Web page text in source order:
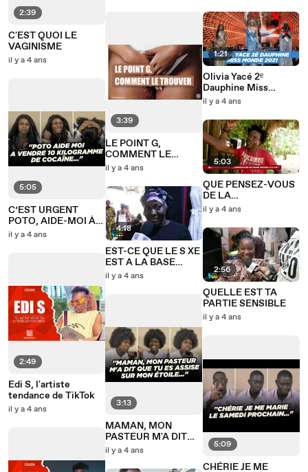
2:39
C'EST QUOI LE
VAGINISME
il y a 4 ans
5:05
C’EST URGENT
POTO, AIDE-MOI À
VENDRE 10 KG DE
il y a 4 ans
2:49
Edi S, l'artiste
tendance de TikTok
il y a 4 ans
3:39
LE POINT G,
COMMENT LE
TROUVER ET
il y a 4 ans
4:18
EST-CE QUE LE S XE
EST A LA BASE
D’UNE RELATION
il y a 4 ans
3:13
MAMAN, MON
PASTEUR M'A DIT
QUE T'ES ASSISE
il y a 4 ans
1:21
Olivia Yacé 2ᵉ
Dauphine Miss
Monde 2021
il y a 4 ans
5:03
QUE PENSEZ-VOUS
DE LA
CANDIDATURE DE
LA FIF
il y a 4 ans
2:56
QUELLE EST TA
PARTIE SENSIBLE
il y a 4 ans
5:09
CHÉRIE JE ME